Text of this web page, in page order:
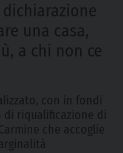
una casa,
a chi non ce
con in fondi
di riqualificazione di
che accoglie